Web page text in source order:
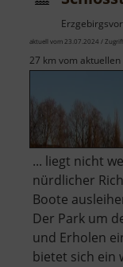
aktuell vom 23.07.2024 /
27 km vom
... liegt nicht
nürdlicher
Boote
Der Park um
und Erholen
bietet sich ein